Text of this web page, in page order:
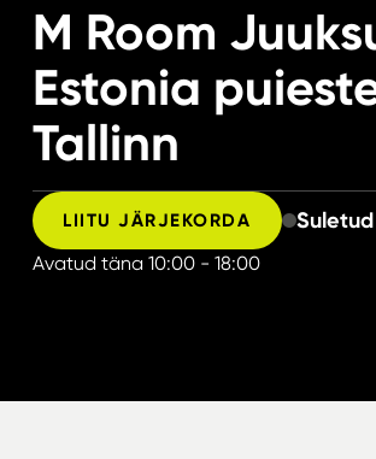
M Room
Estonia
Tallinn
LIITU JÄRJEKORDA Suletud
Avatud täna 10:00 - 18:00